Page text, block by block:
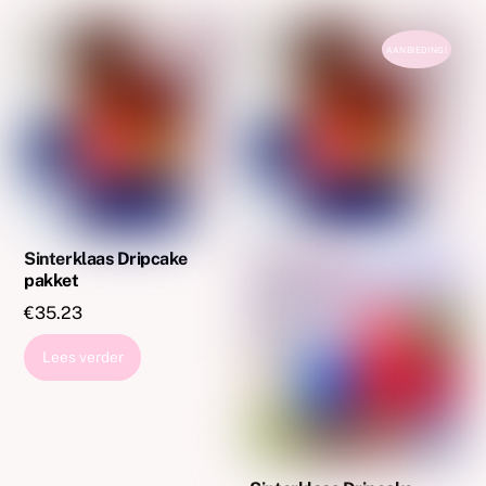
Sinterklaas Dripcake
pakket
€35.23
Lees verder
AANBIEDING!